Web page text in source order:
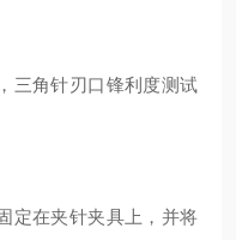
三角针刃口锋利度测试
定在夹针夹具上，并将